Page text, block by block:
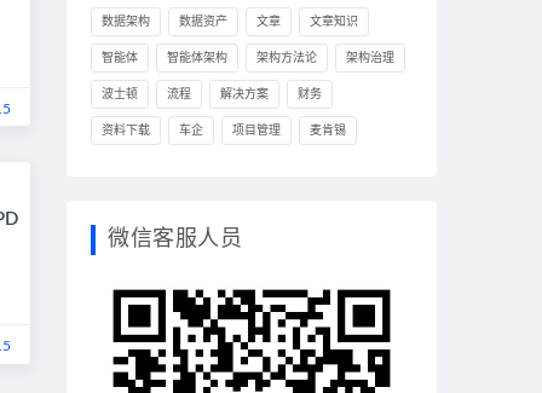
数据架构 数据资产 文章 文章知识
智能体 智能体架构 架构方法论 架构治理
波士顿 流程 解决方案 财务
资料下载 车企 项目管理 麦肯锡
微信客服人员